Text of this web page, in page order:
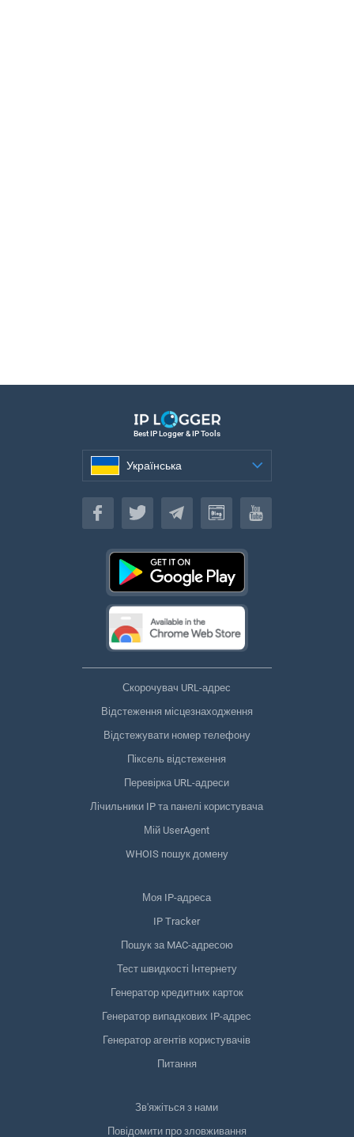
Best IP Logger & IP Tools
Українська
Українська
Скорочувач URL-адрес
Відстеження місцезнаходження
Відстежувати номер телефону
Піксель відстеження
Перевірка URL-адреси
Лічильники IP та панелі користувача
Мій UserAgent
WHOIS пошук домену
Моя IP-адреса
IP Tracker
Пошук за MAC-адресою
Тест швидкості Інтернету
Генератор кредитних карток
Генератор випадкових IP-адрес
Генератор агентів користувачів
Питання
Зв'яжіться з нами
Повідомити про зловживання